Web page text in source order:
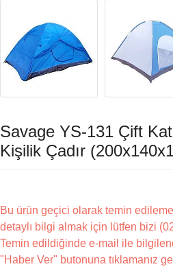
Savage YS-131 Çift
Kişilik Çadır
Bu ürün geçici olarak temin
detaylı bilgi almak için lütfen bizi
Temin edildiğinde e-mail ile
"Haber Ver" butonuna tıklamanız